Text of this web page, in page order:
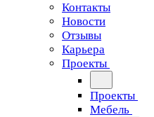
Контакты
Новости
Отзывы
Карьера
Проекты
Проекты
Мебель